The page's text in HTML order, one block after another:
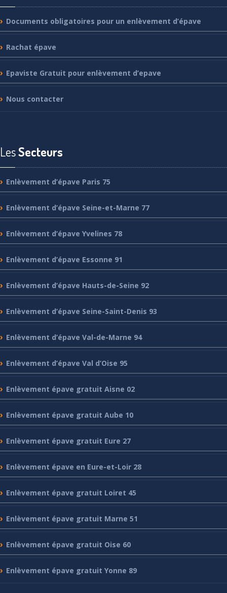
Documents obligatoires pour un enlèvement d’épave
Rachat épave
Epaviste Gratuit pour enlèvement d’epave
Nous contacter
LesSecteurs
Enlèvement d’épave Paris 75
Enlèvement d’épave Seine-et-Marne 77
Enlèvement d’épave Yvelines 78
Enlèvement d’épave Essonne 91
Enlèvement d’épave Hauts-de-Seine 92
Enlèvement d’épave Seine-Saint-Denis 93
Enlèvement d’épave Val-de-Marne 94
Enlèvement d’épave Val d’Oise 95
Enlèvement épave gratuit Aisne 02
Enlèvement épave gratuit Aube 10
Enlèvement épave gratuit Eure 27
Enlèvement épave en Eure-et-Loir 28
Enlèvement épave gratuit Loiret 45
Enlèvement épave gratuit Marne 51
Enlèvement épave gratuit Oise 60
Enlèvement épave gratuit Yonne 89